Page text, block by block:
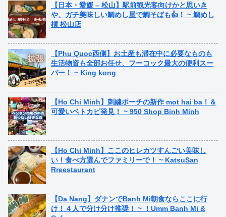
【日本・愛媛 – 松山】駅前観光客向けかと思いき
や、ガチ美味しい鯛めし屋で鯛そばも👍！ ~ 鯛めし
槇 松山店
【Phu Quoc西側】お土産も滞在中に必要なものも
生活物資も全部お任せ、フーコック最大の便利スー
パー！ ~ King kong
【Ho Chi Minh】刺繍ポーチの新作 mot hai ba！＆
可愛いベトカピ発見！ ~ 950 Shop Binh Minh
【Ho Chi Minh】ここのヒレカツすんごい美味し
い！食べ方選んでファミリーで！ ~ KatsuSan
Rreestaurant
【Da Nang】ダナンでBanh Mi朝食ならここに行
け！４人で分け分け推奨！ ~ ！Umm Banh Mi &